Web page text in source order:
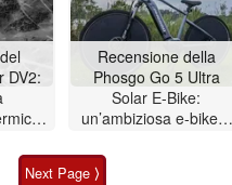
DV2:
5
Recensione della
Phosgo Go 5 Ultra
Solar E-Bike:
un’ambiziosa e-bike a
alcune peculiarità
Next Page ⟩